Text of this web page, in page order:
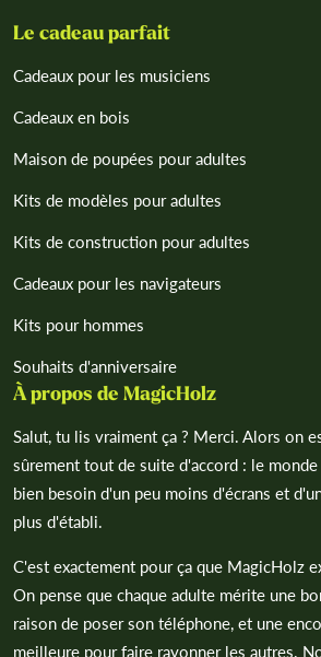
Le cadeau parfait
Cadeaux pour les musiciens
Cadeaux en bois
Maison de poupées pour adultes
Kits de modèles pour adultes
Kits de construction pour adultes
Cadeaux pour les navigateurs
Kits pour hommes
Souhaits d'anniversaire
À propos de MagicHolz
Salut, tu lis vraiment ça ? Merci. Alors on
sûrement tout de suite d'accord : le monde
bien besoin d'un peu moins d'écrans et
plus d'établi.
C'est exactement pour ça que MagicHolz
On pense que chaque adulte mérite une
raison de poser son téléphone, et une
meilleure pour faire rayonner les autres.